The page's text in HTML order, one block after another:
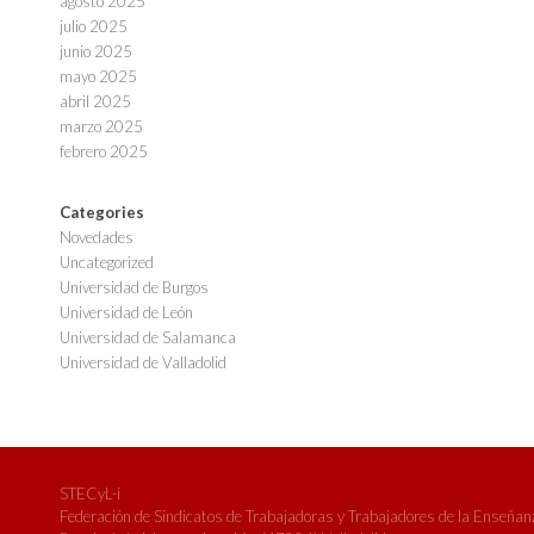
julio 2025
junio 2025
mayo 2025
abril 2025
marzo 2025
febrero 2025
Categories
Novedades
Uncategorized
Universidad de Burgos
Universidad de León
Universidad de Salamanca
Universidad de Valladolid
STECyL-i
Federación de Sindicatos de Trabajadoras y Trabajadores de la